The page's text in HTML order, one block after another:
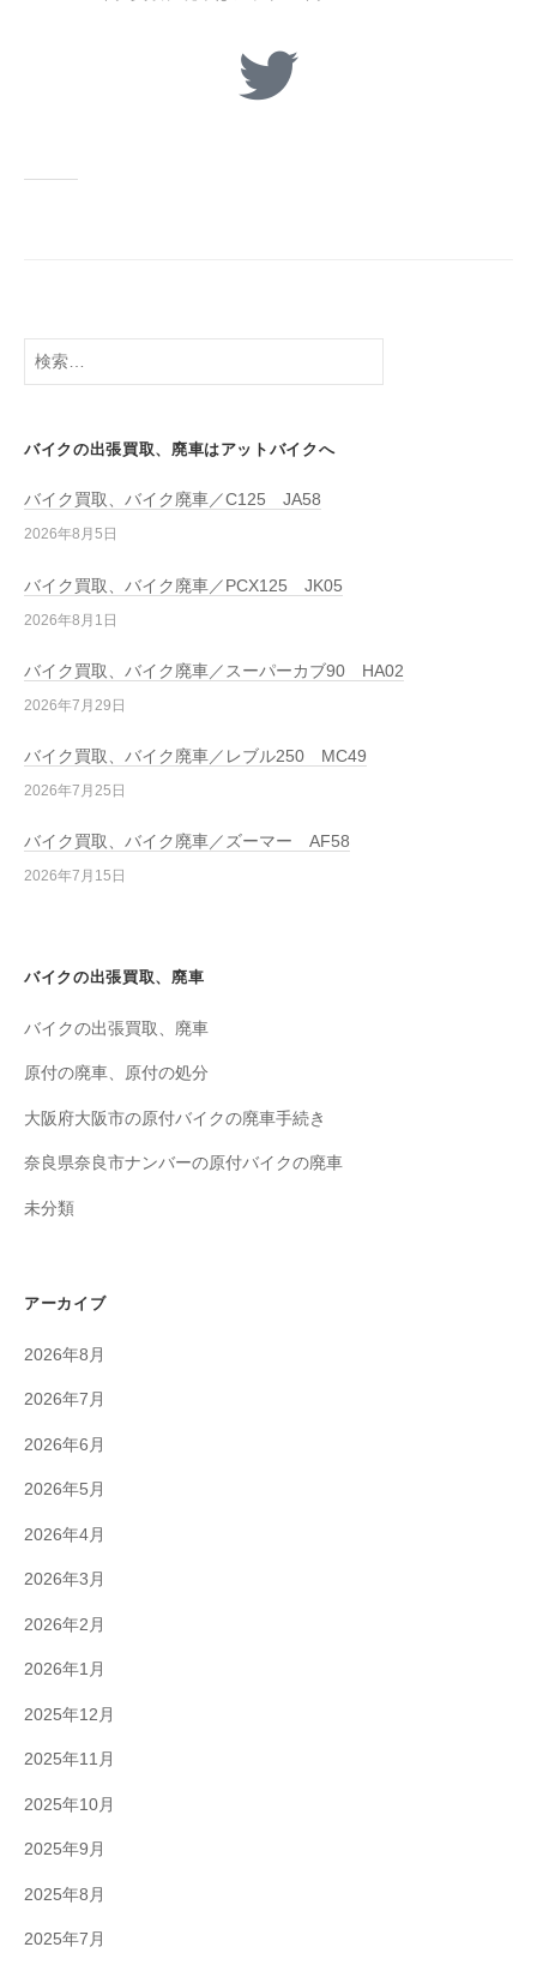
バイクの出張買取、廃車はアットバイクへ
バイク買取、バイク廃車／C125 JA58
2026年8月5日
バイク買取、バイク廃車／PCX125 JK05
2026年8月1日
バイク買取、バイク廃車／スーパーカブ90 HA02
2026年7月29日
バイク買取、バイク廃車／レブル250 MC49
2026年7月25日
バイク買取、バイク廃車／ズーマー AF58
2026年7月15日
バイクの出張買取、廃車
バイクの出張買取、廃車
原付の廃車、原付の処分
大阪府大阪市の原付バイクの廃車手続き
奈良県奈良市ナンバーの原付バイクの廃車
未分類
アーカイブ
2026年8月
2026年7月
2026年6月
2026年5月
2026年4月
2026年3月
2026年2月
2026年1月
2025年12月
2025年11月
2025年10月
2025年9月
2025年8月
2025年7月